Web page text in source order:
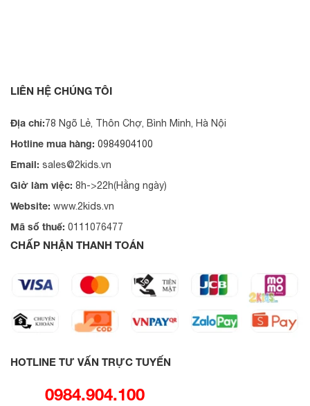
LIÊN HỆ CHÚNG TÔI
Địa chỉ:78 Ngõ Lẻ, Thôn Chợ, Bình Minh, Hà Nội
Hotline mua hàng: 0984904100
Email: sales@2kids.vn
Giờ làm việc: 8h->22h(Hằng ngày)
Website: www.2kids.vn
Mã số thuế: 0111076477
CHẤP NHẬN THANH TOÁN
HOTLINE TƯ VẤN TRỰC TUYẾN
0984.904.100